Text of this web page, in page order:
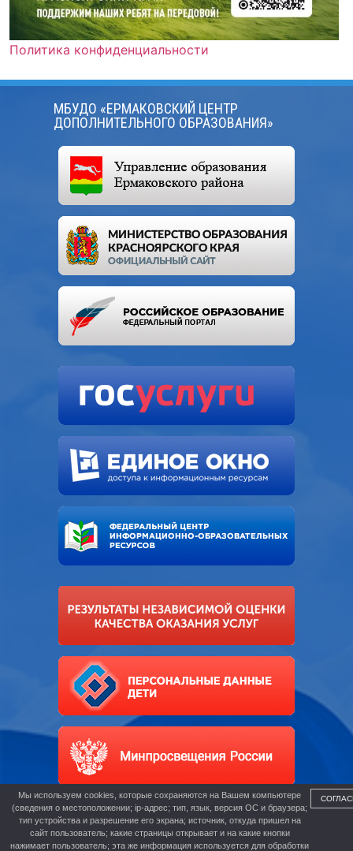
Политика конфиденциальности
МБУДО «ЕРМАКОВСКИЙ ЦЕНТР
ДОПОЛНИТЕЛЬНОГО ОБРАЗОВАНИЯ»
Мы используем cookies, которые сохраняются на Вашем компьютере
(сведения о местоположении; ip-адрес; тип, язык, версия ОС и браузера;
тип устройства и разрешение его экрана; источник, откуда пришел на
сайт пользователь; какие страницы открывает и на какие кнопки
нажимает пользователь; эта же информация используется для обработки